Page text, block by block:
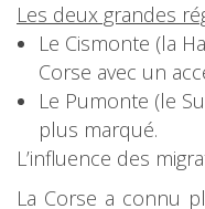
Les deux grandes
Le Cismonte (la
Corse avec un
Le Pumonte (le
plus marqué.
L’influence des
La Corse a connu